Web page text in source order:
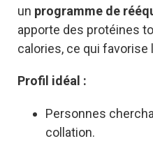
un programme de
apporte des protéines
calories, ce qui favorise
Profil idéal :
Personnes
collation.